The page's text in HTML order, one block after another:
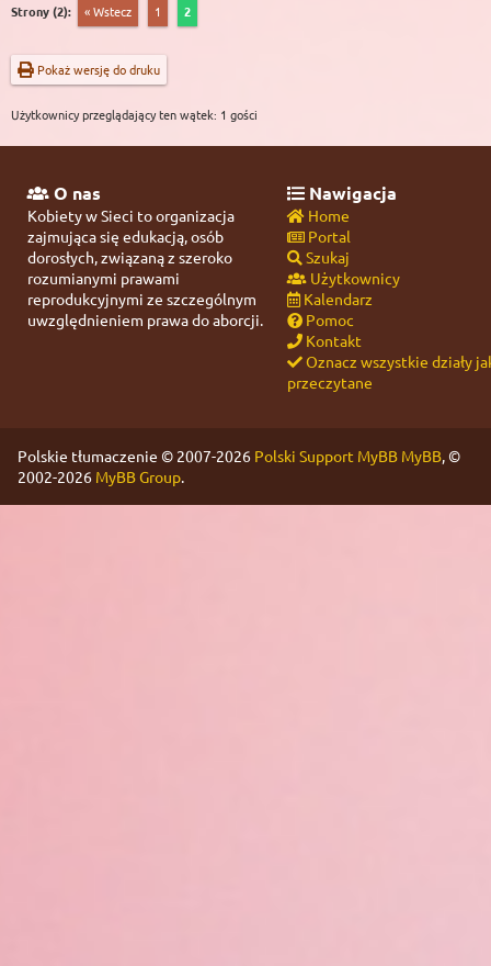
Strony (2): « Wstecz 1 2
Pokaż wersję do druku
Użytkownicy przeglądający ten wątek: 1 gości
O nas
Kobiety w Sieci to organizacja
zajmująca się edukacją, osób
dorosłych, związaną z szeroko
rozumianymi prawami
reprodukcyjnymi ze szczególnym
uwzględnieniem prawa do aborcji.
Nawigacja
Home
Portal
Szukaj
Użytkownicy
Kalendarz
Pomoc
Kontakt
Oznacz wszystkie działy
przeczytane
Polskie tłumaczenie © 2007-2026 Polski Support MyBB MyBB, ©
2002-2026 MyBB Group.